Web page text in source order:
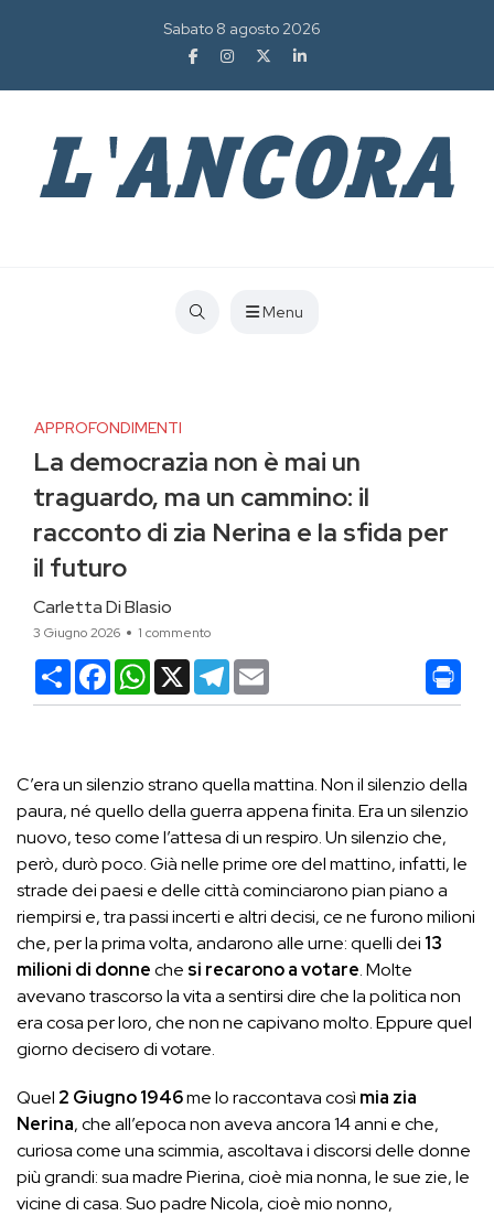
Sabato 8 agosto 2026
Menu
APPROFONDIMENTI
La democrazia non è mai un
traguardo, ma un cammino: il
racconto di zia Nerina e la sfida per
il futuro
Carletta Di Blasio
3 Giugno 2026 1 commento
CondividiFacebookWhatsApp
X Telegram
C’era un silenzio strano quella mattina. Non il silenzio della
paura, né quello della guerra appena finita. Era un silenzio
nuovo, teso come l’attesa di un respiro. Un silenzio che,
però, durò poco. Già nelle prime ore del mattino, infatti, le
strade dei paesi e delle città cominciarono pian piano a
riempirsi e, tra passi incerti e altri decisi, ce ne furono milioni
che, per la prima volta, andarono alle urne: quelli dei 13
milioni di donneche si recarono a votare. Molte
avevano trascorso la vita a sentirsi dire che la politica non
era cosa per loro, che non ne capivano molto. Eppure quel
giorno decisero di votare.
Quel 2 Giugno 1946me lo raccontava così mia zia
Nerina, che all’epoca non aveva ancora 14 anni e che,
curiosa come una scimmia, ascoltava i discorsi delle donne
più grandi: sua madre Pierina, cioè mia nonna, le sue zie, le
vicine di casa. Suo padre Nicola, cioè mio nonno,